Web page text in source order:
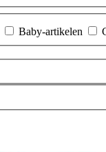
Baby-artikelen